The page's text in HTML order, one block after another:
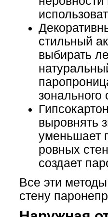
стильный
выбирать
выровнять
уменьшает
ровных
создает
Все эти
стену